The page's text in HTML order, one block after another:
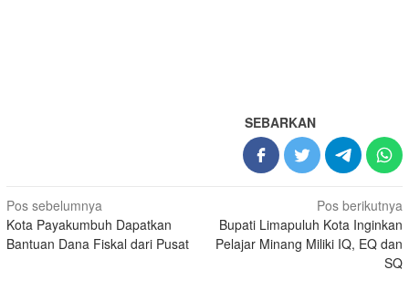
SEBARKAN
Navigasi
pos
Pos sebelumnya
Kota Payakumbuh Dapatkan
Bantuan Dana Fiskal dari Pusat
Pos berikutnya
Bupati Limapuluh Kota Inginkan
Pelajar Minang Miliki IQ, EQ dan
SQ